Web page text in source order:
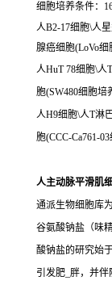
细胞培养条件：
人B2-17细胞\人
腺癌细胞(LoVo细
人HuT 78细胞\人
胞(SW480细胞培
人H9细胞\人T淋
胞(CCC-Ca761-
人主动脉平滑肌
通派生物细胞库
谷氨酸钠盐（味
酸钠盐的研究始
引发肥_胖，并伴